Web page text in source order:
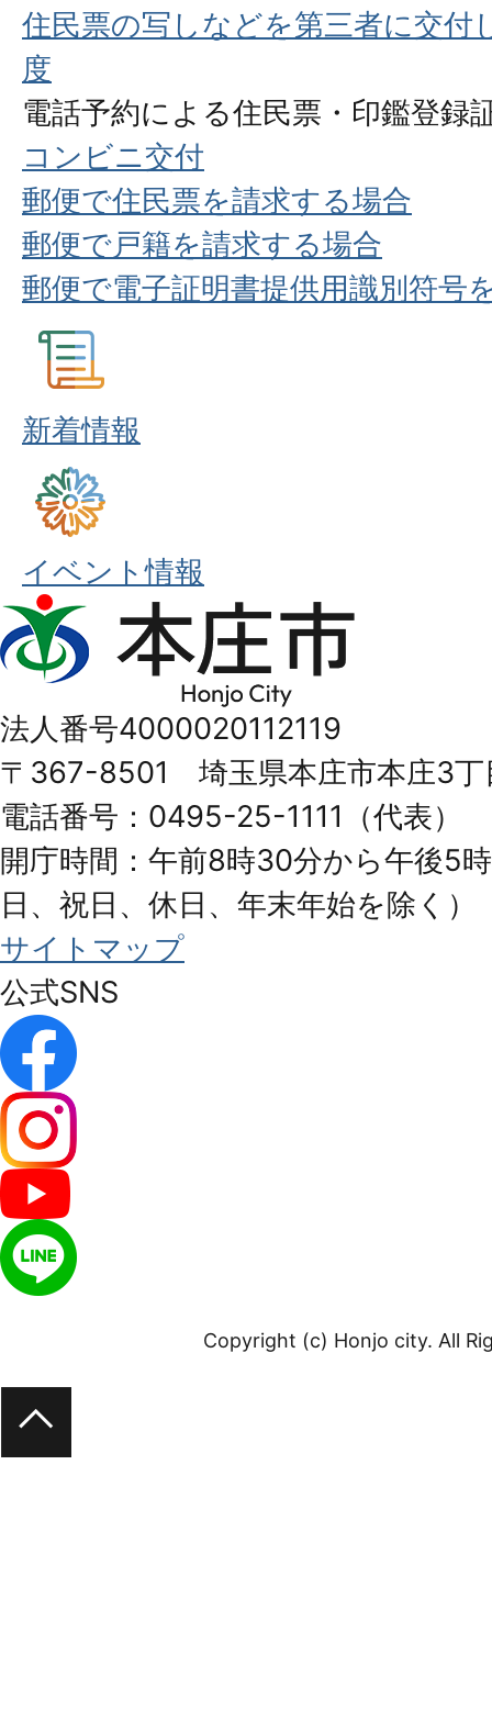
住民票の写しなどを第三者に交付
度
電話予約による住民票・印鑑登録
コンビニ交付
郵便で住民票を請求する場合
郵便で戸籍を請求する場合
郵便で電子証明書提供用識別符号
新着情報
イベント情報
本
庄
Honjo
City
法人番号4000020112119
〒367-8501 埼玉県本庄市本庄3丁
電話番号：0495-25-1111（代表）
開庁時間：午前8時30分から午後5
日、祝日、休日、年末年始を除く）
サイトマップ
公式SNS
Copyright (c) Honjo city. All